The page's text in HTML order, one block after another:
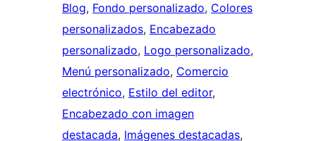
Blog, Fondo personalizado, Colores
personalizados, Encabezado
personalizado, Logo personalizado
Menú personalizado, Comercio
electrónico, Estilo del editor
Encabezado con imagen
destacada, Imágenes destacadas